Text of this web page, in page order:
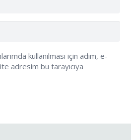
kullanılması için adım, e-
adresim bu tarayıcıya